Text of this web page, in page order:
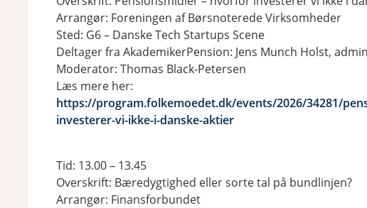
Arrangør: Foreningen af Børsnoterede Virksomheder
Sted: G6 – Danske Tech Startups Scene
Deltager fra AkademikerPension: Jens Munch Holst,
Moderator: Thomas Black-Petersen
Læs mere her:
https://program.folkemoedet.dk/events/2026/34281/
investerer-vi-ikke-i-danske-aktier
Tid: 13.00 – 13.45
Overskrift: Bæredygtighed eller sorte tal på bundlinjen?
Arrangør: Finansforbundet